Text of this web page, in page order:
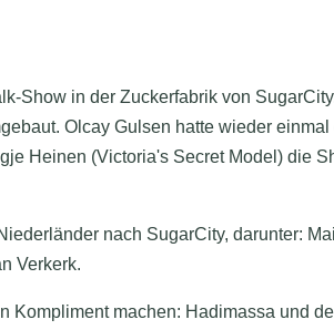
Show in der Zuckerfabrik von
Olcay Gulsen hatte wieder
Heinen (Victoria's Secret Model) die
nach SugarCity, darunter:
Verkerk.
machen: Hadimassa und